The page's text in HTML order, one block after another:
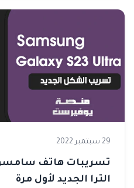
29 سبتمبر 2022
الترا الجديد لأول مرة